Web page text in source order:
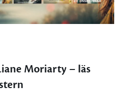
Moriarty – läs